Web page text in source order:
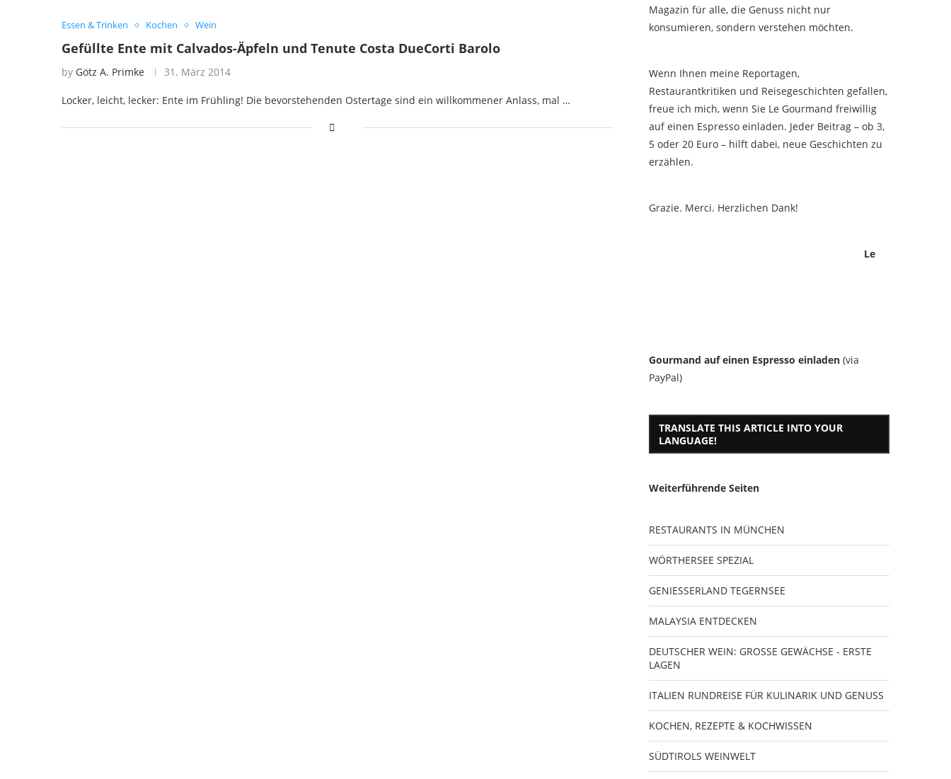
Essen & Trinken Kochen Wein
Gefüllte Ente mit Calvados-Äpfeln und Tenute Costa DueCorti Barolo
by Götz A. Primke 31. März 2014
Locker, leicht, lecker: Ente im Frühling! Die bevorstehenden Ostertage sind ein willkommener Anlass, mal …
Magazin für alle, die Genuss nicht nur
konsumieren, sondern verstehen möchten.
Wenn Ihnen meine Reportagen,
Restaurantkritiken und Reisegeschichten gefallen,
freue ich mich, wenn Sie Le Gourmand freiwillig
auf einen Espresso einladen. Jeder Beitrag – ob 3,
5 oder 20 Euro – hilft dabei, neue Geschichten zu
erzählen.
Grazie. Merci. Herzlichen Dank!
Le
Gourmand auf einen Espresso einladen (via
PayPal)
TRANSLATE THIS ARTICLE INTO YOUR
LANGUAGE!
Weiterführende Seiten
RESTAURANTS IN MÜNCHEN
WÖRTHERSEE SPEZIAL
GENIESSERLAND TEGERNSEE
MALAYSIA ENTDECKEN
DEUTSCHER WEIN: GROSSE GEWÄCHSE - ERSTE
LAGEN
ITALIEN RUNDREISE FÜR KULINARIK UND GENUSS
KOCHEN, REZEPTE & KOCHWISSEN
SÜDTIROLS WEINWELT